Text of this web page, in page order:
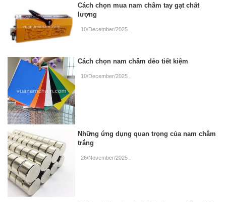
Cách chọn mua nam châm tay gạt chất
lượng
10/December/2025
Cách chọn nam châm dẻo tiết kiệm
10/December/2025
Những ứng dụng quan trọng của nam châm
trắng
26/November/2025